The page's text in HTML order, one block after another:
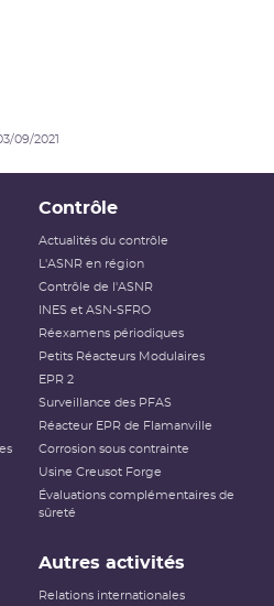
09/2021
Contrôle
Actualités du contrôle
L'ASNR en région
Contrôle de l'ASNR
INES et ASN-SFRO
Réexamens périodiques
Petits Réacteurs Modulaires
EPR 2
Surveillance des PFAS
Réacteur EPR de Flamanville
Corrosion sous contrainte
Usine Creusot Forge
Évaluations complémentaires de
sûreté
Autres activités
Relations internationales